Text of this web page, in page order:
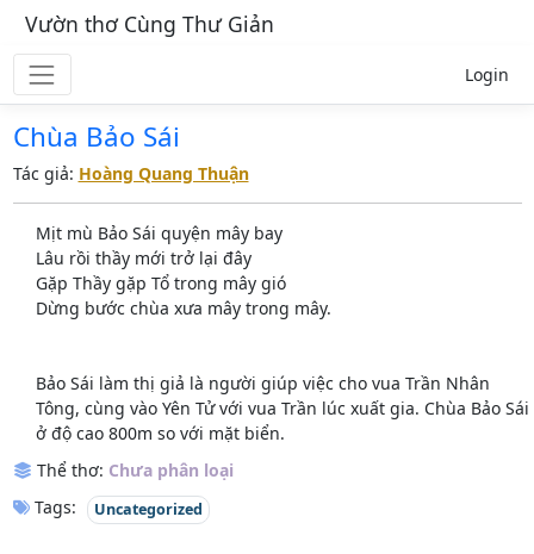
Vườn thơ Cùng Thư Giản
Login
Chùa Bảo Sái
Tác giả: Hoàng Quang Thuận
Mịt mù Bảo Sái quyện mây bay
Lâu rồi thầy mới trở lại đây
Gặp Thầy gặp Tổ trong mây gió
Dừng bước chùa xưa mây trong mây.
Bảo Sái làm thị giả là người giúp việc cho vua Trần Nhân
Tông, cùng vào Yên Tử với vua Trần lúc xuất gia. Chùa Bảo Sái
ở độ cao 800m so với mặt biển.
Thể thơ: Chưa phân loại
Tags:
Uncategorized